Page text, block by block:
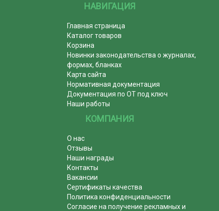
НАВИГАЦИЯ
Главная страница
Каталог товаров
Корзина
Новинки законодательства о журналах,
формах, бланках
Карта сайта
Нормативная документация
Документация по ОТ под ключ
Наши работы
КОМПАНИЯ
О нас
Отзывы
Наши награды
Контакты
Вакансии
Сертификаты качества
Политика конфиденциальности
Согласие на получение рекламных и